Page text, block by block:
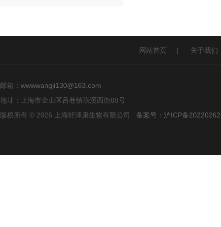
网站首页 | 关于我们
邮箱： wwwwangji130@163.com
地址：上海市金山区吕巷镇璜溪西街88号
版权所有 © 2026 上海轩泽康生物有限公司 备案号：沪ICP备